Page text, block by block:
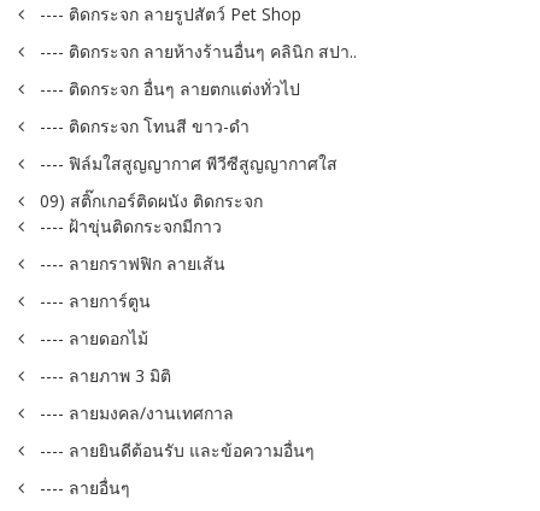
---- ติดกระจก ลายรูปสัตว์ Pet Shop
---- ติดกระจก ลายห้างร้านอื่นๆ คลินิก สปา..
---- ติดกระจก อื่นๆ ลายตกแต่งทั่วไป
---- ติดกระจก โทนสี ขาว-ดำ
---- ฟิล์มใสสูญญากาศ พีวีซีสูญญากาศใส
09) สติ๊กเกอร์ติดผนัง ติดกระจก
---- ฝ้าขุ่นติดกระจกมีกาว
---- ลายกราฟฟิก ลายเส้น
---- ลายการ์ตูน
---- ลายดอกไม้
---- ลายภาพ 3 มิติ
---- ลายมงคล/งานเทศกาล
---- ลายยินดีต้อนรับ และข้อความอื่นๆ
---- ลายอื่นๆ